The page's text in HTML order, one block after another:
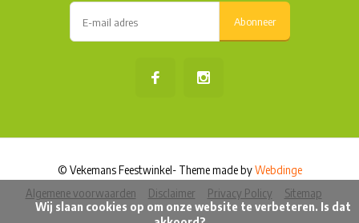
Abonneer
Algemene voorwaarden Disclaimer Privacy Policy Sitemap
© Vekemans Feestwinkel- Theme made byWebdinge